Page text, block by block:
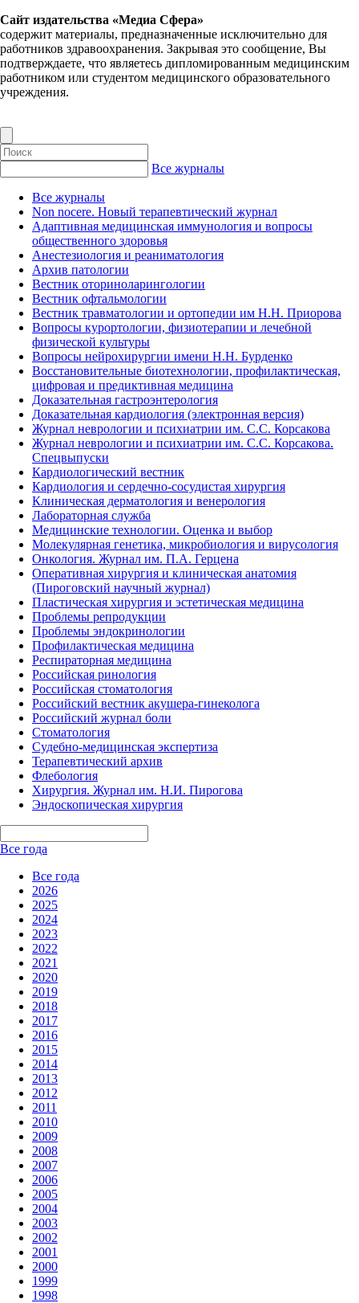
Сайт издательства «Медиа Сфера»
содержит материалы, предназначенные исключительно для
работников здравоохранения. Закрывая это сообщение, Вы
подтверждаете, что являетесь дипломированным медицинским
работником или студентом медицинского образовательного
учреждения.
Все журналы
Все журналы
Non nocere. Новый терапевтический журнал
Адаптивная медицинская иммунология и вопросы
общественного здоровья
Анестезиология и реаниматология
Архив патологии
Вестник оториноларингологии
Вестник офтальмологии
Вестник травматологии и ортопедии им Н.Н. Приорова
Вопросы курортологии, физиотерапии и лечебной
физической культуры
Вопросы нейрохирургии имени Н.Н. Бурденко
Восстановительные биотехнологии, профилактическая,
цифровая и предиктивная медицина
Доказательная гастроэнтерология
Доказательная кардиология (электронная версия)
Журнал неврологии и психиатрии им. С.С. Корсакова
Журнал неврологии и психиатрии им. С.С. Корсакова.
Спецвыпуски
Кардиологический вестник
Кардиология и сердечно-сосудистая хирургия
Клиническая дерматология и венерология
Лабораторная служба
Медицинские технологии. Оценка и выбор
Молекулярная генетика, микробиология и вирусология
Онкология. Журнал им. П.А. Герцена
Оперативная хирургия и клиническая анатомия
(Пироговский научный журнал)
Пластическая хирургия и эстетическая медицина
Проблемы репродукции
Проблемы эндокринологии
Профилактическая медицина
Респираторная медицина
Российская ринология
Российская стоматология
Российский вестник акушера-гинеколога
Российский журнал боли
Стоматология
Судебно-медицинская экспертиза
Терапевтический архив
Флебология
Хирургия. Журнал им. Н.И. Пирогова
Эндоскопическая хирургия
Все года
Все года
2026
2025
2024
2023
2022
2021
2020
2019
2018
2017
2016
2015
2014
2013
2012
2011
2010
2009
2008
2007
2006
2005
2004
2003
2002
2001
2000
1999
1998